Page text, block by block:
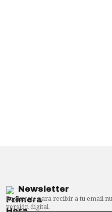
Newsletter
Regístrate para recibir a tu email
versión digital.